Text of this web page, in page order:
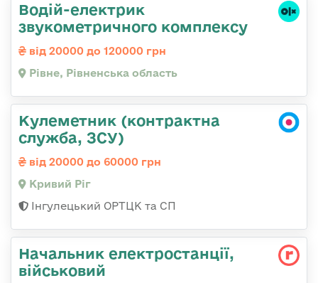
Водій-електрик
звукометричного комплексу
від 20000 до 120000 грн
Рівне, Рівненська область
Кулеметник (контрактна
служба, ЗСУ)
від 20000 до 60000 грн
Кривий Ріг
Інгулецький ОРТЦК та СП
Начальник електpостанції,
військовий